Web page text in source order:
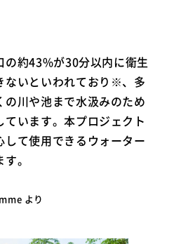
約43%が30分以内に衛生
ないといわれており※、多
の川や池まで水汲みのため
います。本プロジェクト
て使用できるウォーター
。
より